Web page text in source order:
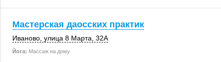
Мастерская даосских практик
Иваново улица 8 Марта 32А
Йога: Массаж на дому